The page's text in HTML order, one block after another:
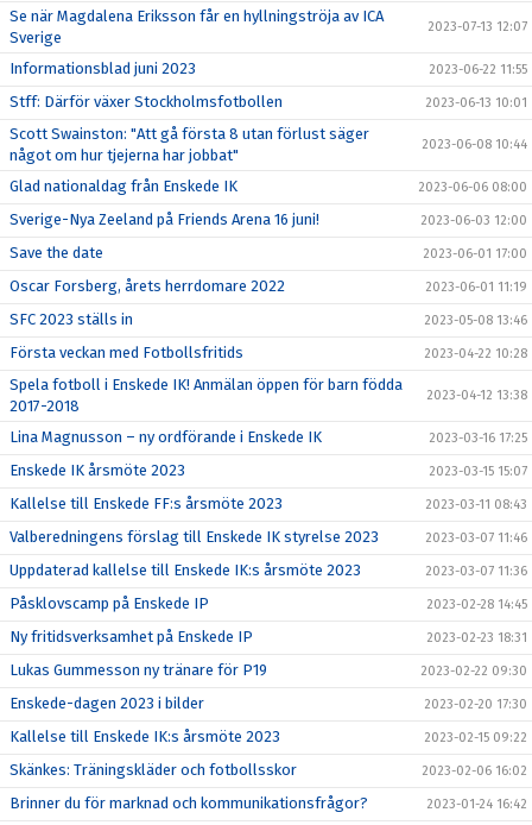
Se när Magdalena Eriksson får en hyllningströja av ICA
Sverige
2023-07-13 12:07
Informationsblad juni 2023 2023-06-22 11:55
Stff: Därför växer Stockholmsfotbollen 2023-06-13 10:01
Scott Swainston: "Att gå första 8 utan förlust säger
något om hur tjejerna har jobbat"
2023-06-08 10:44
Glad nationaldag från Enskede IK 2023-06-06 08:00
Sverige-Nya Zeeland på Friends Arena 16 juni! 2023-06-03 12:00
Save the date 2023-06-01 17:00
Oscar Forsberg, årets herrdomare 2022 2023-06-01 11:19
SFC 2023 ställs in 2023-05-08 13:46
Första veckan med Fotbollsfritids 2023-04-22 10:28
Spela fotboll i Enskede IK! Anmälan öppen för barn födda
2017-2018
2023-04-12 13:38
Lina Magnusson – ny ordförande i Enskede IK 2023-03-16 17:25
Enskede IK årsmöte 2023 2023-03-15 15:07
Kallelse till Enskede FF:s årsmöte 2023 2023-03-11 08:43
Valberedningens förslag till Enskede IK styrelse 2023 2023-03-07 11:46
Uppdaterad kallelse till Enskede IK:s årsmöte 2023 2023-03-07 11:36
Påsklovscamp på Enskede IP 2023-02-28 14:45
Ny fritidsverksamhet på Enskede IP 2023-02-23 18:31
Lukas Gummesson ny tränare för P19 2023-02-22 09:30
Enskede-dagen 2023 i bilder 2023-02-20 17:30
Kallelse till Enskede IK:s årsmöte 2023 2023-02-15 09:22
Skänkes: Träningskläder och fotbollsskor 2023-02-06 16:02
Brinner du för marknad och kommunikationsfrågor? 2023-01-24 16:42